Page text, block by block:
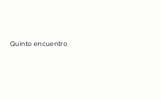
Quinto encuentro